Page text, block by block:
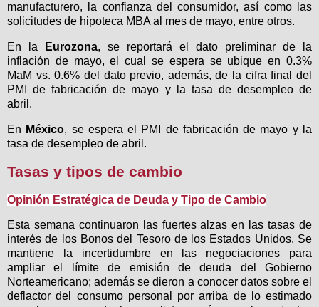
manufacturero, la confianza del consumidor, así como las
solicitudes de hipoteca MBA al mes de mayo, entre otros.
En la Eurozona, se reportará el dato preliminar de la
inflación de mayo, el cual se espera se ubique en 0.3%
MaM vs. 0.6% del dato previo, además, de la cifra final del
PMI de fabricación de mayo y la tasa de desempleo de
abril.
En México, se espera el PMI de fabricación de mayo y la
tasa de desempleo de abril.
Tasas y tipos de cambio
Opinión Estratégica de Deuda y Tipo de Cambio
Esta semana continuaron las fuertes alzas en las tasas de
interés de los Bonos del Tesoro de los Estados Unidos. Se
mantiene la incertidumbre en las negociaciones para
ampliar el límite de emisión de deuda del Gobierno
Norteamericano; además se dieron a conocer datos sobre el
deflactor del consumo personal por arriba de lo estimado